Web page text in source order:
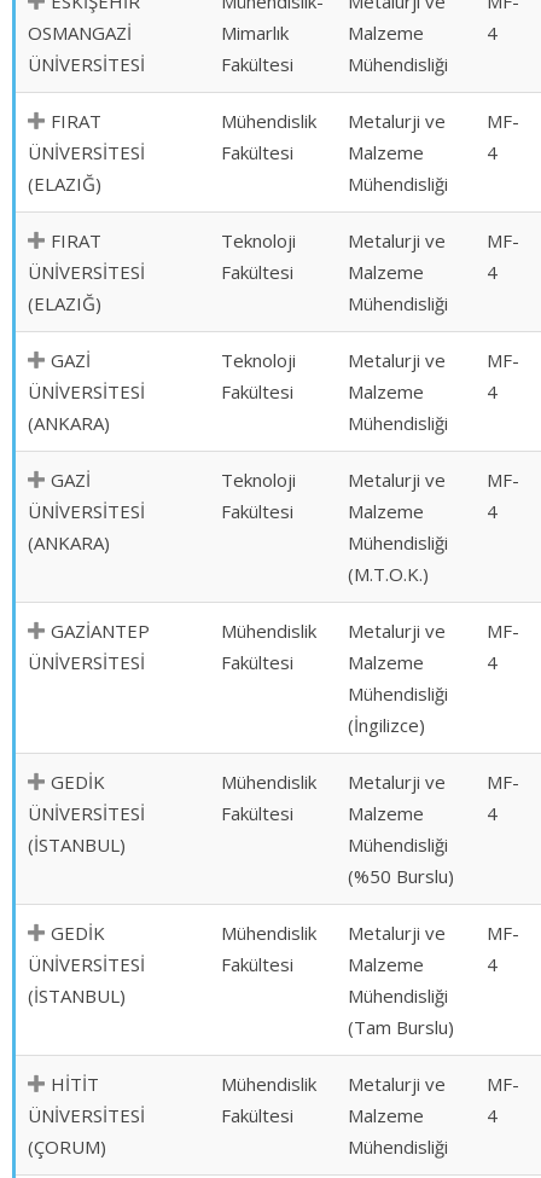
OSMANGAZİ
ÜNİVERSİTESİ
Mimarlık
Fakültesi
Malzeme
Mühendisliği
4
FIRAT
ÜNİVERSİTESİ
(ELAZIĞ)
Mühendislik
Fakültesi
Metalurji ve
Malzeme
Mühendisliği
MF-
4
FIRAT
ÜNİVERSİTESİ
(ELAZIĞ)
Teknoloji
Fakültesi
Metalurji ve
Malzeme
Mühendisliği
MF-
4
GAZİ
ÜNİVERSİTESİ
(ANKARA)
Teknoloji
Fakültesi
Metalurji ve
Malzeme
Mühendisliği
MF-
4
GAZİ
ÜNİVERSİTESİ
(ANKARA)
Teknoloji
Fakültesi
Metalurji ve
Malzeme
Mühendisliği
(M.T.O.K.)
MF-
4
GAZİANTEP
ÜNİVERSİTESİ
Mühendislik
Fakültesi
Metalurji ve
Malzeme
Mühendisliği
(İngilizce)
MF-
4
GEDİK
ÜNİVERSİTESİ
(İSTANBUL)
Mühendislik
Fakültesi
Metalurji ve
Malzeme
Mühendisliği
(%50 Burslu)
MF-
4
GEDİK
ÜNİVERSİTESİ
(İSTANBUL)
Mühendislik
Fakültesi
Metalurji ve
Malzeme
Mühendisliği
(Tam Burslu)
MF-
4
HİTİT
ÜNİVERSİTESİ
(ÇORUM)
Mühendislik
Fakültesi
Metalurji ve
Malzeme
Mühendisliği
MF-
4